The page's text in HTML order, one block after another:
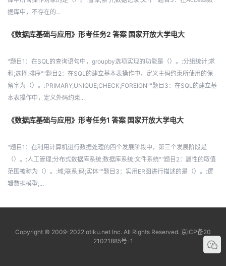
据库中，不存在的...
《数据库基础与应用》形考任务2 答案 国家开放大学电大
"题目1：在SQL的查询语句中，groupby选项实现的功能是（）。:分组统计;求
和;选择;排序""题目2：在SQL的建立基本表操作中，定义主码约束所使用的保
留字为（）。:PRIMARY;UNIQUE;CHECK;FOREIGN""题目3：在SQL的建立基
本表操作中，定义外码约束...
《数据库基础与应用》形考任务1 答案 国家开放大学电大
"题目1：在利用计算机进行数据处理的四个发展阶段中，第三个发展阶段是
（）。:人工管理;分布式数据库系统;数据库系统;文件系统""题目2：属性的取值
范围被称为（）。:域;联系;码;实体""题目3：实用ER图进行描述的是（）。:逻
辑数据模型;...
Copyright © 2009-2022 otiku.net Inc. All Rights Reserved. 京ICP备20
21021885号-1